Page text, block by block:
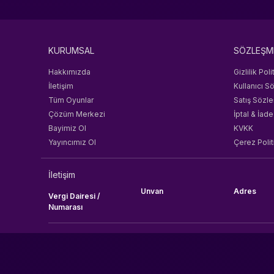
4399en Game
BYTE
Bot-Cave
KURUMSAL
Hakkımızda
İletişim
Tüm Oyunlar
Çözüm Merkezi
Bayimiz Ol
Yayıncımız Ol
Gizlilik
Kullanıcı
Satış
İptal & İade
KVKK
Çerez
İletişim
Vergi Dairesi /
Numarası
Unvan Adres